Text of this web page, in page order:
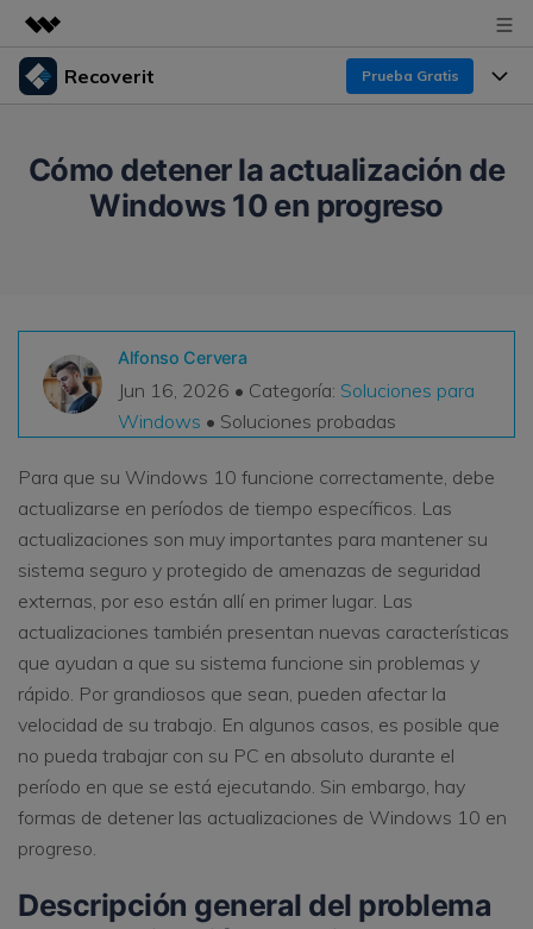
Productos destacados
Utilidades
Empresas
Tienda
Soporte
Recoverit Prueba Gratis
Recoverit para Windows
Recoverit para Mac
Pruébalo Gratis
Recoverit Gratis
Recupera datos perdidos/eliminados gratis
Pruébalo Gratis
Otros Productos
UBackit - Respaldar Datos
Funciones
Soluciones de Recuperación Exclusivas
Recuperar Documentos
Escenarios de Pérdida de Datos
VER TODAS LAS FUNCIONES
Por qué Recoverit
Experto en Recuperación de Datos
Historias de Clientes
Temas Destacados
Guía
DESCARGAR Sign In
search
Cómo detener la actualización de
Windows 10 en progreso
Alfonso Cervera
Jun 16, 2026 • Categoría: Soluciones para
Windows • Soluciones probadas
Para que su Windows 10 funcione correctamente, debe
actualizarse en períodos de tiempo específicos. Las
actualizaciones son muy importantes para mantener su
sistema seguro y protegido de amenazas de seguridad
externas, por eso están allí en primer lugar. Las
actualizaciones también presentan nuevas características
que ayudan a que su sistema funcione sin problemas y
rápido. Por grandiosos que sean, pueden afectar la
velocidad de su trabajo. En algunos casos, es posible que
no pueda trabajar con su PC en absoluto durante el
período en que se está ejecutando. Sin embargo, hay
formas de detener las actualizaciones de Windows 10 en
progreso.
Descripción general del problema